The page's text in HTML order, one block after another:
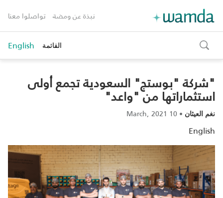
نبذة عن ومضة تواصلوا معنا
toggle
search
القائمة English
"شركة "بوستج" السعودية تجمع أولى
استثماراتها من "واعد"
نغم العيثان •
10 March, 2021
English